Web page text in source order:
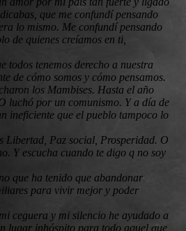
que me confundí pensando
lo mismo. Me confundí pensando
de quienes creíamos en ti,
todos tenemos derecho a nuestra
de cómo somos y cómo pensamos.
los Mambises. Hasta el año
luchó por un comunismo. Y a día de
ineficiente que el pueblo tampoco lo
Libertad, Paz social, Prosperidad. O
Y escucha cuando te digo q no soy
que ha tenido que abandonar
para vivir mejor y poder
ceguera y mi silencio he ayudado a
lugar inhóspito para todo aquel que